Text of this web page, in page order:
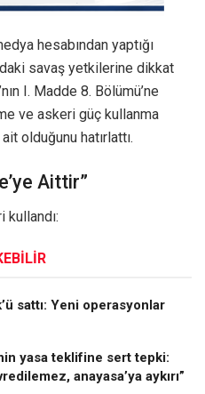
hesabından yaptığı
savaş yetkilerine dikkat
I. Madde 8. Bölümü’ne
ve askeri güç kullanma
olduğunu hatırlattı.
Aittir”
kullandı:
sattı: Yeni operasyonlar
yasa teklifine sert tepki:
anayasa’ya aykırı”